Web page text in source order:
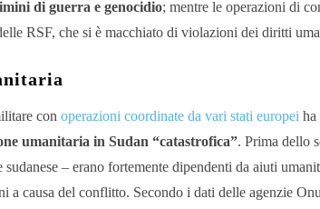
di guerra e genocidio; mentre le operazioni di
RSF, che si è macchiato di violazioni dei diritti
con operazioni coordinate da vari stati europei ha
umanitaria in Sudan “catastrofica”. Prima dello
– erano fortemente dipendenti da aiuti
a causa del conflitto. Secondo i dati delle agenzie